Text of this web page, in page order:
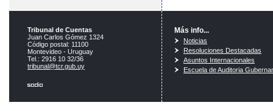
Tribunal de Cuentas
Juan Carlos Gómez 1324
Código postal: 11100
Montevideo - Uruguay
Tel.: 2916 10 32/36
tribunal@tcr.gub.uy
Más info...
Noticias
Resoluciones Destacadas
Asuntos Internacionales
Escuela de Auditoria